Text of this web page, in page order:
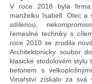
V roce 2018 byla
manželku Isabell. Otec a
sdílenou,
řemeslné techniky s
roce 2010 se zrodila
Architektonicky soubor
klasické stodolovém stylu
betonem s
Vinařství získalo za svá